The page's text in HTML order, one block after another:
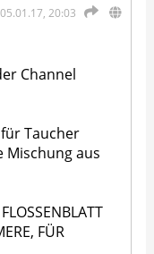
05.01.17, 20:03
Channel
Taucher
Mischung aus
FÜR